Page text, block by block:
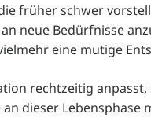
früher schwer
neue Bedürfnisse
eine mutige
rechtzeitig
dieser